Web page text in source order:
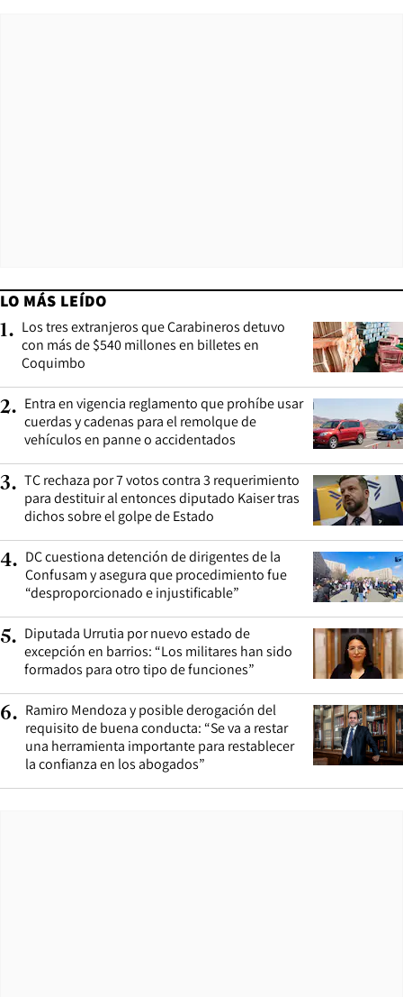
LO MÁS LEÍDO
1. Los tres extranjeros que Carabineros detuvo
con más de $540 millones en billetes en
Coquimbo
2. Entra en vigencia reglamento que prohíbe usar
cuerdas y cadenas para el remolque de
vehículos en panne o accidentados
3. TC rechaza por 7 votos contra 3 requerimiento
para destituir al entonces diputado Kaiser tras
dichos sobre el golpe de Estado
4. DC cuestiona detención de dirigentes de la
Confusam y asegura que procedimiento fue
“desproporcionado e injustificable”
5. Diputada Urrutia por nuevo estado de
excepción en barrios: “Los militares han sido
formados para otro tipo de funciones”
6. Ramiro Mendoza y posible derogación del
requisito de buena conducta: “Se va a restar
una herramienta importante para restablecer
la confianza en los abogados”